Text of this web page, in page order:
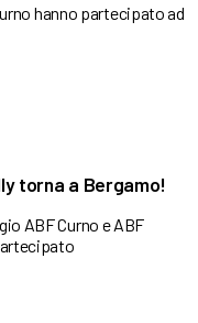
hanno partecipato ad
torna a Bergamo!
ABF Curno e ABF